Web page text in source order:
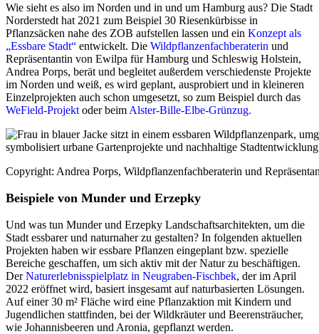
Wie sieht es also im Norden und in und um Hamburg aus? Die Stadt
Norderstedt hat 2021 zum Beispiel 30 Riesenkürbisse in
Pflanzsäcken nahe des ZOB aufstellen lassen und ein Konzept als
„Essbare Stadt“ entwickelt. Die Wildpflanzenfachberaterin und
Repräsentantin von Ewilpa für Hamburg und Schleswig Holstein,
Andrea Porps, berät und begleitet außerdem verschiedenste Projekte
im Norden und weiß, es wird geplant, ausprobiert und in kleineren
Einzelprojekten auch schon umgesetzt, so zum Beispiel durch das
WeField-Projekt oder beim Alster-Bille-Elbe-Grünzug.
Copyright: Andrea Porps, Wildpflanzenfachberaterin und
Beispiele von Munder und Erzepky
Und was tun Munder und Erzepky Landschaftsarchitekten, um die
Stadt essbarer und naturnaher zu gestalten? In folgenden aktuellen
Projekten haben wir essbare Pflanzen eingeplant bzw. spezielle
Bereiche geschaffen, um sich aktiv mit der Natur zu beschäftigen.
DerNaturerlebnisspielplatz in Neugraben-Fischbek, der im April
2022 eröffnet wird, basiert insgesamt auf naturbasierten Lösungen.
Auf einer 30 m² Fläche wird eine Pflanzaktion mit Kindern und
Jugendlichen stattfinden, bei der Wildkräuter und Beerensträucher,
wie Johannisbeeren und Aronia, gepflanzt werden.